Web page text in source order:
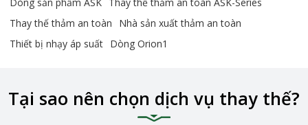
Dòng sản phẩm ASK Thay thế thảm an toàn ASK-Series
Thay thế thảm an toàn
Nhà sản xuất thảm an toàn
Thiết bị nhạy áp suất Dòng Orion1
Tại sao nên chọn dịch vụ thay thế?